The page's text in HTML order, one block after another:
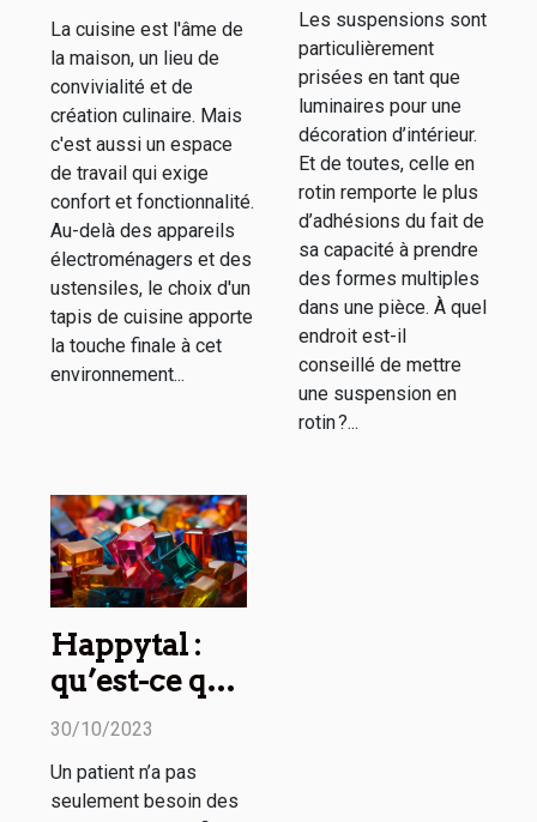
parfait pour
votre maison :
confort, style
et
fonctionnalité
La cuisine est l'âme de
la maison, un lieu de
convivialité et de
création culinaire. Mais
c'est aussi un espace
de travail qui exige
confort et fonctionnalité.
Au-delà des appareils
électroménagers et des
ustensiles, le choix d'un
tapis de cuisine apporte
la touche finale à cet
environnement...
dans sa
décoration
d’intérieur ?
Les suspensions sont
particulièrement
prisées en tant que
luminaires pour une
décoration d’intérieur.
Et de toutes, celle en
rotin remporte le plus
d’adhésions du fait de
sa capacité à prendre
des formes multiples
dans une pièce. À quel
endroit est-il
conseillé de mettre
une suspension en
rotin ?...
Happytal :
qu’est-ce que
c’est ?
30/10/2023
Un patient n’a pas
seulement besoin des